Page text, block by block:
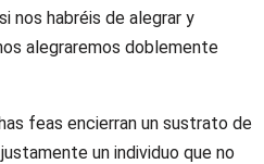
nos habréis de alegrar y
alegraremos doblemente
feas encierran un sustrato de
un individuo que no